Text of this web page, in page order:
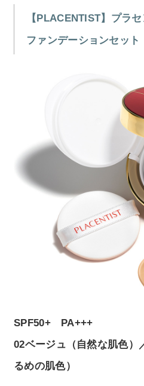
【PLACENTIST】プラ
ファンデーションセット
SPF50+ PA+++
02ベージュ（自然な肌色）
るめの肌色）